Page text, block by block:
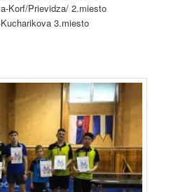
Korf/Prievidza/ 2.miesto
3.miesto